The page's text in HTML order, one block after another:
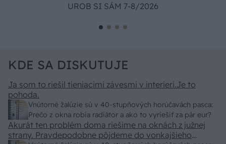
UROB SI SÁM 7-8/2026
KDE SA DISKUTUJE
Vnútorné žalúzie sú v 40-stupňových horúčavách pasca:
Prečo z okna robia radiátor a ako to vyriešiť za pár eur?
Ja som to riešil tieniacimi závesmi v interieri.Je to
pohoda.
Akurát ten problém doma riešime na oknách z južnej
strany. Pravdepodobne pôjdeme do vonkajšieho